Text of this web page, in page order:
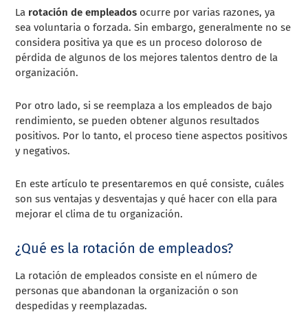
La rotación de empleados ocurre por varias razones, ya
sea voluntaria o forzada. Sin embargo, generalmente no se
considera positiva ya que es un proceso doloroso de
pérdida de algunos de los mejores talentos dentro de la
organización.
Por otro lado, si se reemplaza a los empleados de bajo
rendimiento, se pueden obtener algunos resultados
positivos. Por lo tanto, el proceso tiene aspectos positivos
y negativos.
En este artículo te presentaremos en qué consiste, cuáles
son sus ventajas y desventajas y qué hacer con ella para
mejorar el clima de tu organización.
¿Qué es la rotación de empleados?
La rotación de empleados consiste en el número de
personas que abandonan la organización o son
despedidas y reemplazadas.